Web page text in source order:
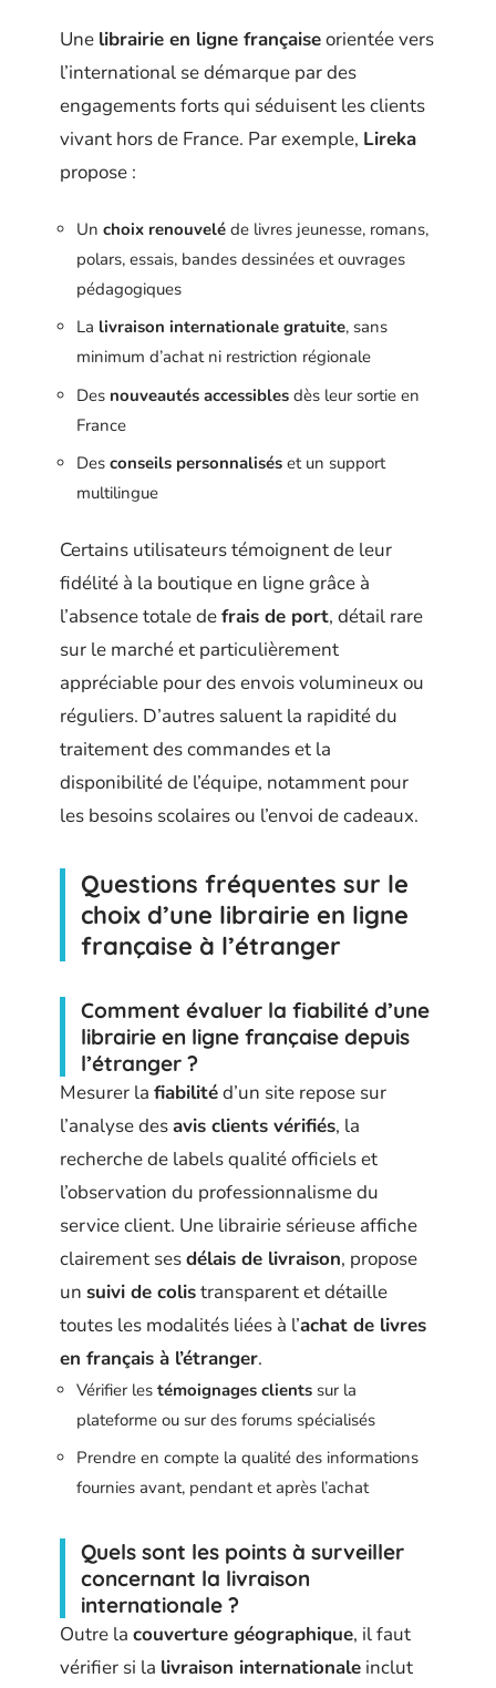
Une librairie en ligne françaiseorientée vers
l’international se démarque par des
engagements forts qui séduisent les clients
vivant hors de France. Par exemple, Lireka
propose :
Un choix renouvelé de livres jeunesse, romans,
polars, essais, bandes dessinées et ouvrages
pédagogiques
La livraison internationale gratuite, sans
minimum d’achat ni restriction régionale
Des nouveautés accessibles dès leur sortie en
France
Des conseils personnalisés et un support
multilingue
Certains utilisateurs témoignent de leur
fidélité à la boutique en ligne grâce à
l’absence totale defrais de port, détail rare
sur le marché et particulièrement
appréciable pour des envois volumineux ou
réguliers. D’autres saluent la rapidité du
traitement des commandes et la
disponibilité de l’équipe, notamment pour
les besoins scolaires ou l’envoi de cadeaux.
Questions fréquentes sur le
choix d’une librairie en ligne
française à l’étranger
Comment évaluer la fiabilité d’une
librairie en ligne française depuis
l’étranger ?
Mesurer la fiabilitéd’un site repose sur
l’analyse desavis clients vérifiés, la
recherche de labels qualité officiels et
l’observation du professionnalisme du
service client. Une librairie sérieuse affiche
clairement sesdélais de livraison, propose
un suivi de colistransparent et détaille
toutes les modalités liées à l’achat de livres
en français à l’étranger.
Vérifier les témoignages clients sur la
plateforme ou sur des forums spécialisés
Prendre en compte la qualité des informations
fournies avant, pendant et après l’achat
Quels sont les points à surveiller
concernant la livraison
internationale ?
Outre la couverture géographique, il faut
vérifier si la livraison internationale inclut